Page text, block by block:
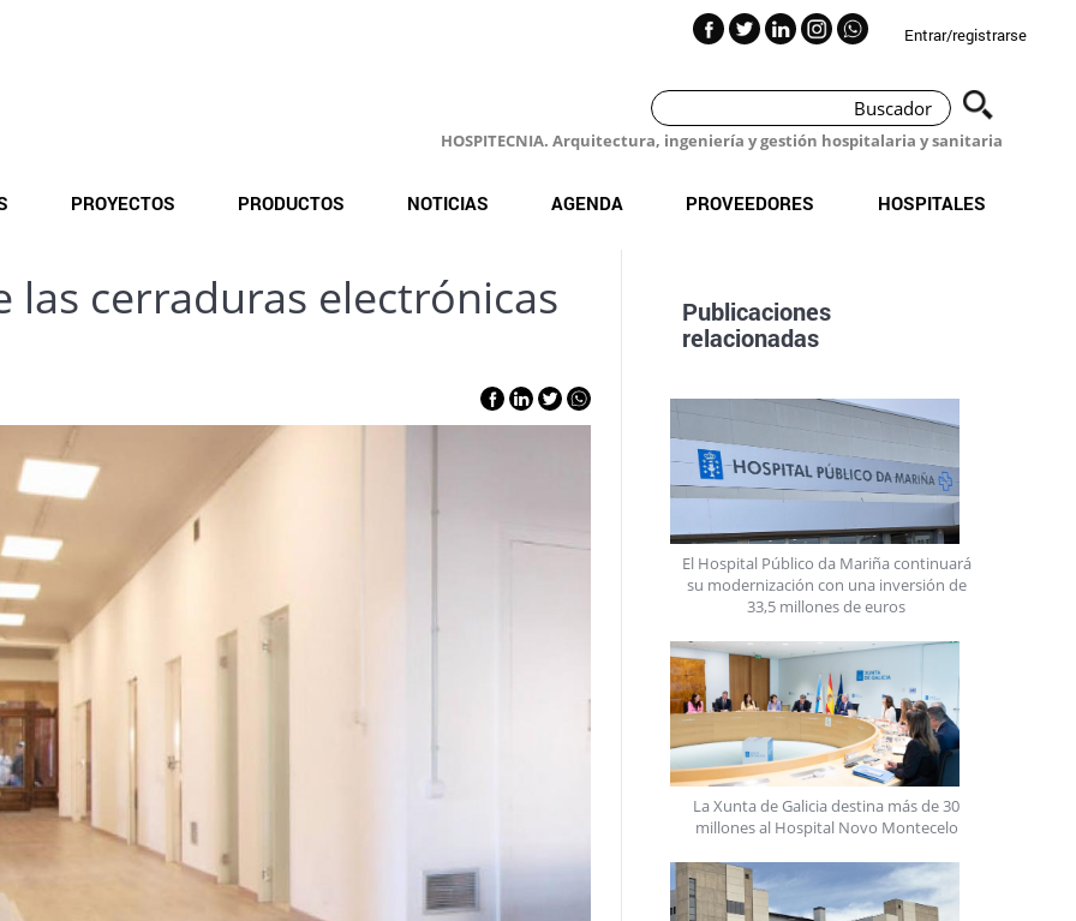
Entrar/registrarse
HOSPITECNIA. Arquitectura, ingeniería y gestión hospitalaria y sanitaria
PROYECTOS PRODUCTOS NOTICIAS AGENDA PROVEEDORES HOSPITALES
las cerraduras electrónicas
Publicaciones
relacionadas
El Hospital Público da Mariña continuará
su modernización con una inversión de
33,5 millones de euros
La Xunta de Galicia destina más de 30
millones al Hospital Novo Montecelo